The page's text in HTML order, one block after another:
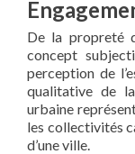
De la propreté
concept
perception de
qualitative de
urbaine
les collectivités
d’une ville.